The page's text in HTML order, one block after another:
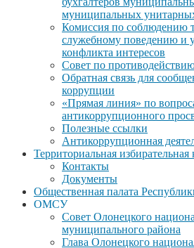
муниципальных
Комиссия по соблюдению
служебному поведению и
конфликта интересов
Совет по
Обратная связь для
коррупции
«Прямая линия» по
антикоррупционного
Полезные ссылки
Антикоррупционная
Территориальная избирательная
Контакты
Документы
Общественная палата
ОМСУ
Совет Олонецкого
муниципального района
Глава Олонецкого